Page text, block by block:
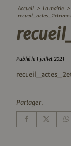
Accueil > La mairie >
Publié le 1 juillet 2021
Partager :